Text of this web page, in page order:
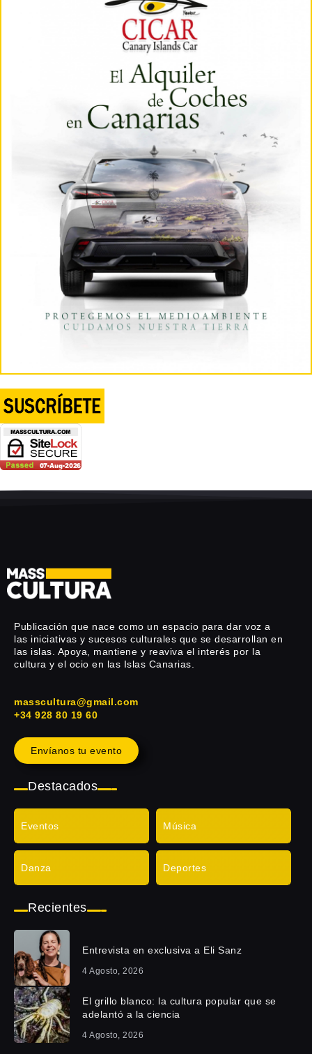
Publicación que nace como un espacio para dar voz a
las iniciativas y sucesos culturales que se desarrollan en
las islas. Apoya, mantiene y reaviva el interés por la
cultura y el ocio en las Islas Canarias.
masscultura@gmail.com
+34 928 80 19 60
Envíanos tu evento
Destacados
Eventos Música
Danza Deportes
Recientes
Entrevista en exclusiva a Eli Sanz
4 Agosto, 2026
El grillo blanco: la cultura popular que se
adelantó a la ciencia
4 Agosto, 2026